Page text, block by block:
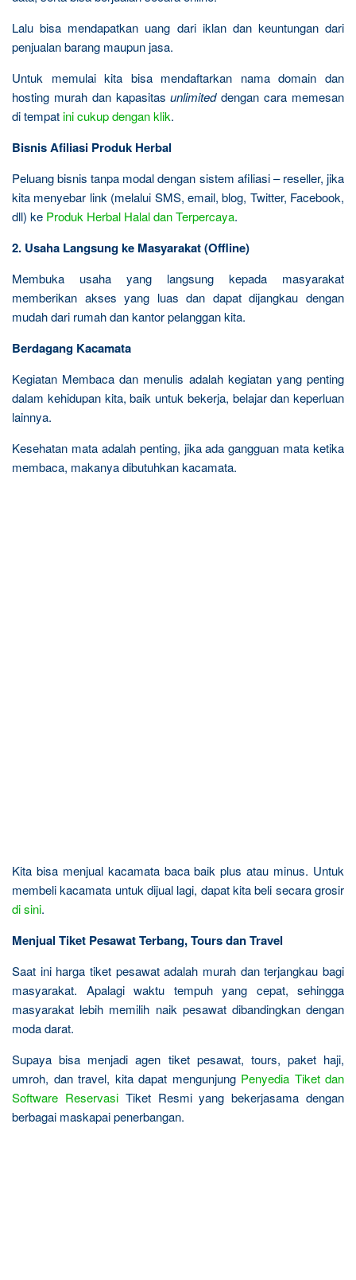
Lalu bisa mendapatkan uang dari iklan dan keuntungan dari
penjualan barang maupun jasa.
Untuk memulai kita bisa mendaftarkan nama domain dan
hosting murah dan kapasitasunlimiteddengan cara memesan
di tempatini cukup dengan klik.
Bisnis Afiliasi Produk Herbal
Peluang bisnis tanpa modal dengan sistem afiliasi – reseller, jika
kita menyebar link (melalui SMS, email, blog, Twitter, Facebook,
dll) ke Produk Herbal Halal dan Terpercaya.
2. Usaha Langsung ke Masyarakat (Offline)
Membuka usaha yang langsung kepada masyarakat
memberikan akses yang luas dan dapat dijangkau dengan
mudah dari rumah dan kantor pelanggan kita.
Berdagang Kacamata
Kegiatan Membaca dan menulis adalah kegiatan yang penting
dalam kehidupan kita, baik untuk bekerja, belajar dan keperluan
lainnya.
Kesehatan mata adalah penting, jika ada gangguan mata ketika
membaca, makanya dibutuhkan kacamata.
Kita bisa menjual kacamata baca baik plus atau minus. Untuk
membeli kacamata untuk dijual lagi, dapat kita beli secara grosir
di sini.
Menjual Tiket Pesawat Terbang, Tours dan Travel
Saat ini harga tiket pesawat adalah murah dan terjangkau bagi
masyarakat. Apalagi waktu tempuh yang cepat, sehingga
masyarakat lebih memilih naik pesawat dibandingkan dengan
moda darat.
Supaya bisa menjadi agen tiket pesawat, tours, paket haji,
umroh, dan travel, kita dapat mengunjung Penyedia Tiket dan
Software ReservasiTiket Resmi yang bekerjasama dengan
berbagai maskapai penerbangan.